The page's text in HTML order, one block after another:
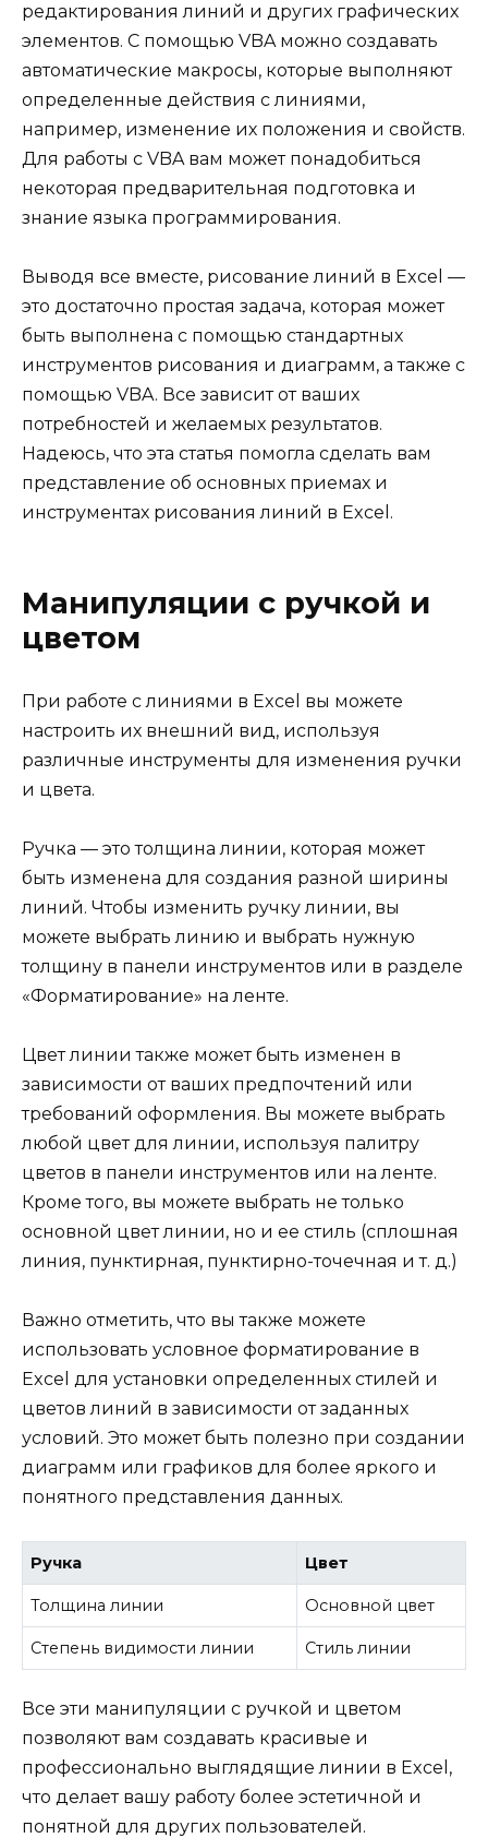
редактирования линий и других графических
элементов. С помощью VBA можно создавать
автоматические макросы, которые выполняют
определенные действия с линиями,
например, изменение их положения и свойств.
Для работы с VBA вам может понадобиться
некоторая предварительная подготовка и
знание языка программирования.
Выводя все вместе, рисование линий в Excel —
это достаточно простая задача, которая может
быть выполнена с помощью стандартных
инструментов рисования и диаграмм, а также с
помощью VBA. Все зависит от ваших
потребностей и желаемых результатов.
Надеюсь, что эта статья помогла сделать вам
представление об основных приемах и
инструментах рисования линий в Excel.
Манипуляции с ручкой и
цветом
При работе с линиями в Excel вы можете
настроить их внешний вид, используя
различные инструменты для изменения ручки
и цвета.
Ручка — это толщина линии, которая может
быть изменена для создания разной ширины
линий. Чтобы изменить ручку линии, вы
можете выбрать линию и выбрать нужную
толщину в панели инструментов или в разделе
«Форматирование» на ленте.
Цвет линии также может быть изменен в
зависимости от ваших предпочтений или
требований оформления. Вы можете выбрать
любой цвет для линии, используя палитру
цветов в панели инструментов или на ленте.
Кроме того, вы можете выбрать не только
основной цвет линии, но и ее стиль (сплошная
линия, пунктирная, пунктирно-точечная и т. д.)
Важно отметить, что вы также можете
использовать условное форматирование в
Excel для установки определенных стилей и
цветов линий в зависимости от заданных
условий. Это может быть полезно при создании
диаграмм или графиков для более яркого и
понятного представления данных.
Ручка Цвет
Толщина линии Основной цвет
Степень видимости линии Стиль линии
Все эти манипуляции с ручкой и цветом
позволяют вам создавать красивые и
профессионально выглядящие линии в Excel,
что делает вашу работу более эстетичной и
понятной для других пользователей.